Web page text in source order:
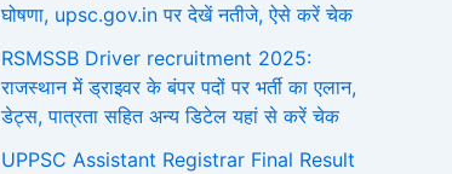
घोषणा, upsc.gov.in पर देखें नतीजे, ऐसे करें चेक
RSMSSB Driver recruitment 2025:
राजस्थान में ड्राइवर के बंपर पदों पर भर्ती का एलान,
डेट्स, पात्रता सहित अन्य डिटेल यहां से करें चेक
UPPSC Assistant Registrar Final Result